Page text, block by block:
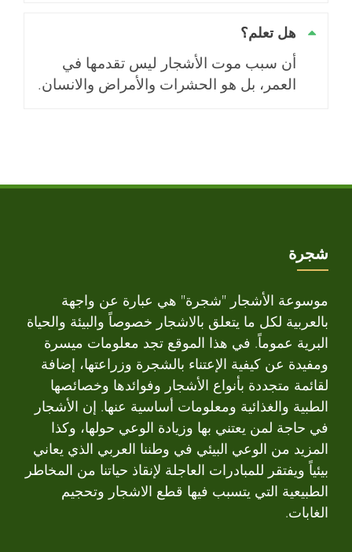
هل تعلم؟
أن سبب موت الأشجار ليس تقدمها في
العمر، بل هو الحشرات والأمراض والانسان.
شجرة
موسوعة الأشجار "شجرة" هي عبارة عن واجهة
بالعربية لكل ما يتعلق بالاشجار خصوصاً والبيئة والحياة
البرية عموماً. في هذا الموقع تجد معلومات ميسرة
ومفيدة عن كيفية الإعتناء بالشجرة وزراعتها، إضافة
لقائمة متجددة بأنواع الأشجار وفوائدها وخصائصها
الطبية والغذائية ومعلومات أساسية عنها. إن الأشجار
في حاجة لمن يعتني بها وزيادة الوعي حولها، وكذا
المزيد من الوعي البيئي في وطننا العربي الذي يعاني
بيئياً ويفتقر للمبادرات العاجلة لإنقاذ حياتنا من المخاطر
الطبيعية التي يتسبب فيها قطع الاشجار وتحجيم
الغابات.